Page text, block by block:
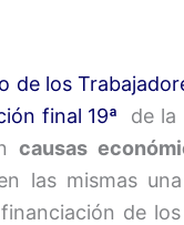
de los
final 19ª de la
causas
las mismas
de